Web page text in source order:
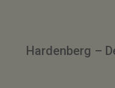
Hardenberg –